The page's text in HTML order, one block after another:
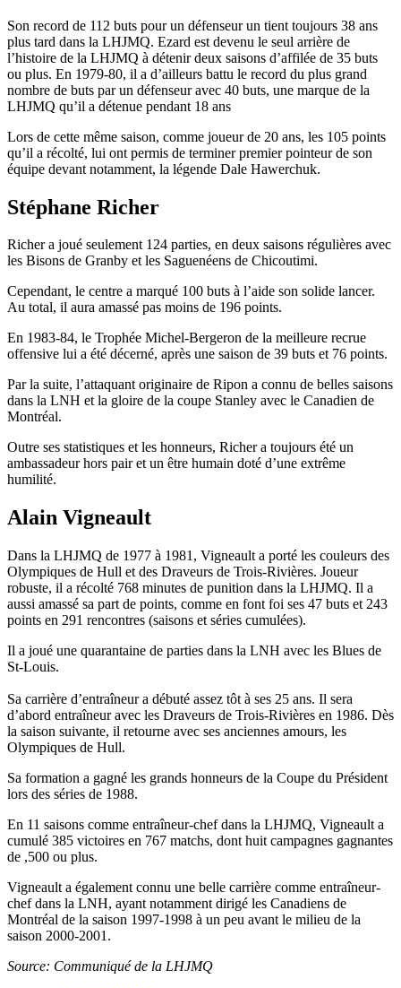
Son record de 112 buts pour un défenseur un tient toujours 38 ans
plus tard dans la LHJMQ. Ezard est devenu le seul arrière de
l’histoire de la LHJMQ à détenir deux saisons d’affilée de 35 buts
ou plus. En 1979-80, il a d’ailleurs battu le record du plus grand
nombre de buts par un défenseur avec 40 buts, une marque de la
LHJMQ qu’il a détenue pendant 18 ans
Lors de cette même saison, comme joueur de 20 ans, les 105 points
qu’il a récolté, lui ont permis de terminer premier pointeur de son
équipe devant notamment, la légende Dale Hawerchuk.
Stéphane Richer
Richer a joué seulement 124 parties, en deux saisons régulières avec
les Bisons de Granby et les Saguenéens de Chicoutimi.
Cependant, le centre a marqué 100 buts à l’aide son solide lancer.
Au total, il aura amassé pas moins de 196 points.
En 1983-84, le Trophée Michel-Bergeron de la meilleure recrue
offensive lui a été décerné, après une saison de 39 buts et 76 points.
Par la suite, l’attaquant originaire de Ripon a connu de belles saisons
dans la LNH et la gloire de la coupe Stanley avec le Canadien de
Montréal.
Outre ses statistiques et les honneurs, Richer a toujours été un
ambassadeur hors pair et un être humain doté d’une extrême
humilité.
Alain Vigneault
Dans la LHJMQ de 1977 à 1981, Vigneault a porté les couleurs des
Olympiques de Hull et des Draveurs de Trois-Rivières. Joueur
robuste, il a récolté 768 minutes de punition dans la LHJMQ. Il a
aussi amassé sa part de points, comme en font foi ses 47 buts et 243
points en 291 rencontres (saisons et séries cumulées).
Il a joué une quarantaine de parties dans la LNH avec les Blues de
St-Louis.
Sa carrière d’entraîneur a débuté assez tôt à ses 25 ans. Il sera
d’abord entraîneur avec les Draveurs de Trois-Rivières en 1986. Dès
la saison suivante, il retourne avec ses anciennes amours, les
Olympiques de Hull.
Sa formation a gagné les grands honneurs de la Coupe du Président
lors des séries de 1988.
En 11 saisons comme entraîneur-chef dans la LHJMQ, Vigneault a
cumulé 385 victoires en 767 matchs, dont huit campagnes gagnantes
de ,500 ou plus.
Vigneault a également connu une belle carrière comme entraîneur-
chef dans la LNH, ayant notamment dirigé les Canadiens de
Montréal de la saison 1997-1998 à un peu avant le milieu de la
saison 2000-2001.
Source: Communiqué de la LHJMQ